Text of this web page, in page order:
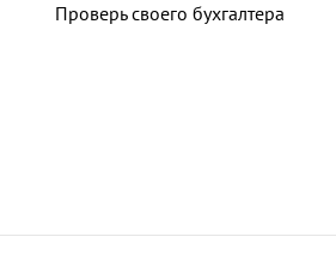
Проверь своего бухгалтера